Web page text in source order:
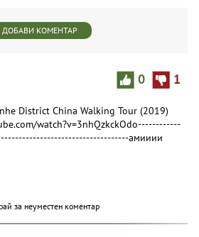
ДОБАВИ КОМЕНТАР
0 1
District China Walking Tour (2019)
watch?v=3nhQzkckOdo------------
амииии
за неуместен коментар